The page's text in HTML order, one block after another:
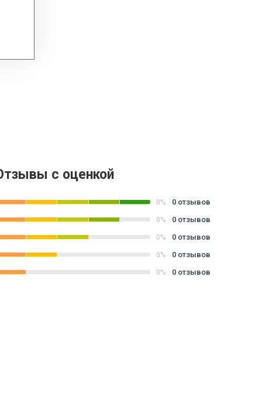
с оценкой
0% 0 отзывов
0% 0 отзывов
0% 0 отзывов
0% 0 отзывов
0% 0 отзывов